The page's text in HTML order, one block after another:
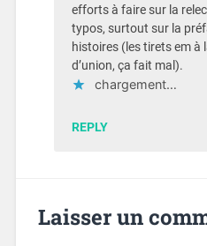
efforts à faire sur la
typos, surtout sur la
histoires (les tirets em à
d’union, ça fait mal).
chargement…
REPLY
Laisser un